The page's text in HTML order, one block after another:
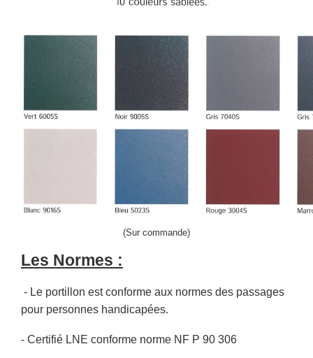
(Sur commande)
Les Normes :
- Le portillon est conforme aux normes des passages
pour personnes handicapées.
- Certifié LNE conforme norme NF P 90 306